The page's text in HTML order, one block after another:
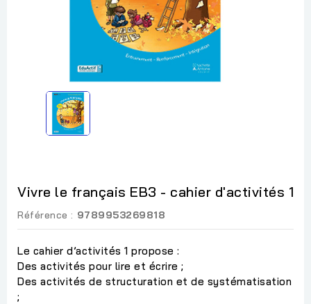
Vivre le français EB3 - cahier d'activités 1
Référence : 9789953269818
Le cahier d’activités 1 propose :
Des activités pour lire et écrire ;
Des activités de structuration et de systématisation
;